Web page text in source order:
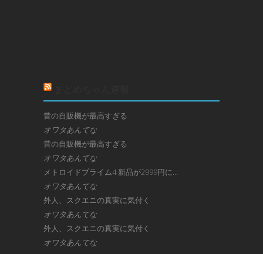
昔の自販機が最高すぎる
オワタあんてな
昔の自販機が最高すぎる
オワタあんてな
メトロイドプライム4 新品が2999円に…
オワタあんてな
外人、スクエニの真実に気付く
オワタあんてな
外人、スクエニの真実に気付く
オワタあんてな